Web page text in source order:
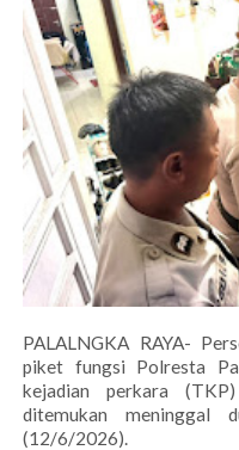
PALALNGKA RAYA-
piket fungsi Polresta
kejadian perkara
ditemukan meninggal
(12/6/2026).